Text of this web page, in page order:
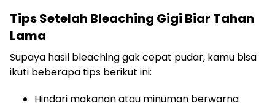
Tips Setelah Bleaching Gigi Biar Tahan
Lama
Supaya hasil bleaching gak cepat pudar, kamu bisa
ikuti beberapa tips berikut ini:
Hindari makanan atau minuman berwarna